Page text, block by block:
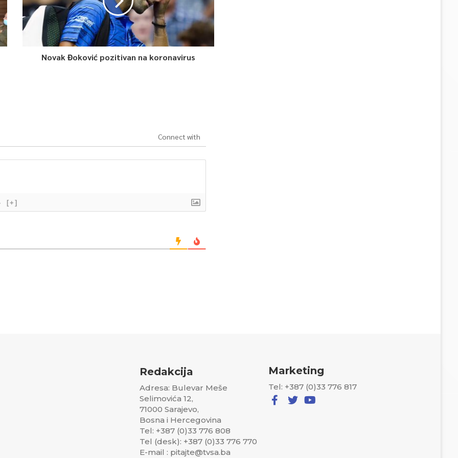
Novak Đoković pozitivan na koronavirus
Connect with
[+]
Redakcija
Adresa: Bulevar Meše
Selimovića 12,
71000 Sarajevo,
Bosna i Hercegovina
Tel: +387 (0)33 776 808
Tel (desk): +387 (0)33 776 770
E-mail : pitajte@tvsa.ba
Marketing
Tel: +387 (0)33 776 817